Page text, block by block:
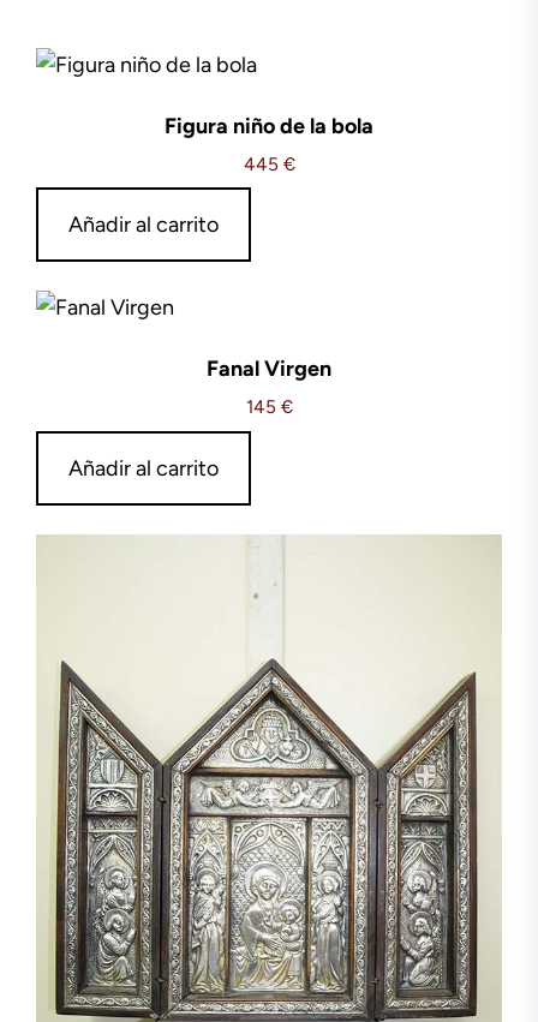
Figura niño de la bola
445 €
Añadir al carrito
Fanal Virgen
145 €
Añadir al carrito